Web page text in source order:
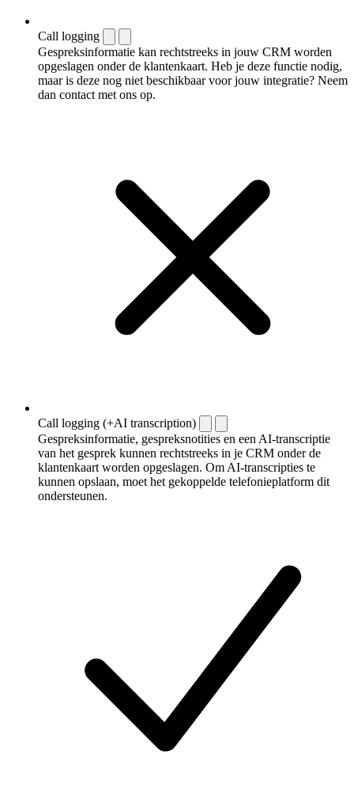
Call logging
Gespreksinformatie kan rechtstreeks in jouw CRM worden
opgeslagen onder de klantenkaart. Heb je deze functie nodig,
maar is deze nog niet beschikbaar voor jouw integratie? Neem
dan contact met ons op.
Call logging (+AI transcription)
Gespreksinformatie, gespreksnotities en een AI-transcriptie
van het gesprek kunnen rechtstreeks in je CRM onder de
klantenkaart worden opgeslagen. Om AI-transcripties te
kunnen opslaan, moet het gekoppelde telefonieplatform dit
ondersteunen.